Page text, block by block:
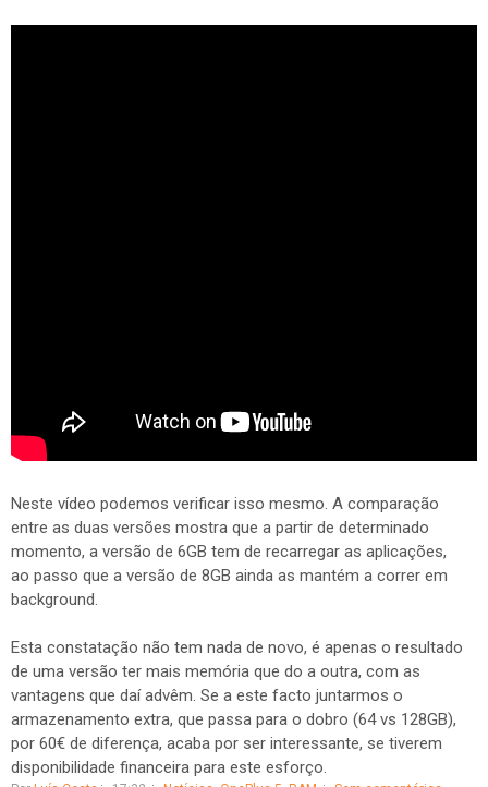
Neste vídeo podemos verificar isso mesmo. A comparação
entre as duas versões mostra que a partir de determinado
momento, a versão de 6GB tem de recarregar as aplicações,
ao passo que a versão de 8GB ainda as mantém a correr em
background.
Esta constatação não tem nada de novo, é apenas o resultado
de uma versão ter mais memória que do a outra, com as
vantagens que daí advêm. Se a este facto juntarmos o
armazenamento extra, que passa para o dobro (64 vs 128GB),
por 60€ de diferença, acaba por ser interessante, se tiverem
disponibilidade financeira para este esforço.